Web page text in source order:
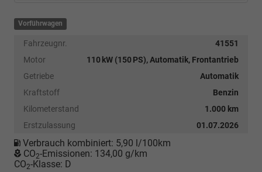
Vorführwagen
Fahrzeugnr.
41551
Motor
110 kW (150 PS), Automatik, Frontantrieb
Getriebe
Automatik
Kraftstoff
Benzin
Kilometerstand
1.000 km
Erstzulassung
01.07.2026
Verbrauch kombiniert: 5,90 l/100km
CO2-Emissionen: 134,00 g/km
CO2-Klasse: D